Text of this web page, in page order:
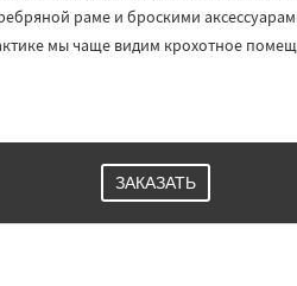
раме и броскими
мы чаще видим крохотное
ЗАКАЗАТЬ